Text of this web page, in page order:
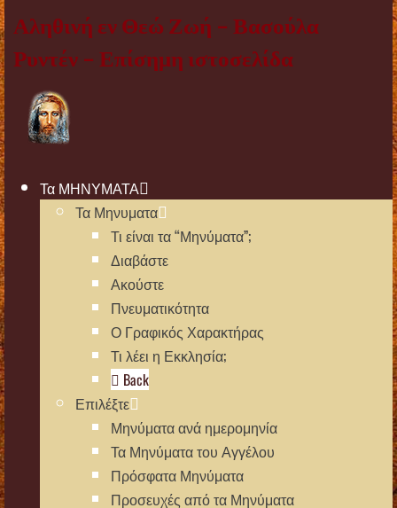
Αληθινή εν Θεώ Ζωή – Βασούλα
Ρυντέν – Επίσημη ιστοσελίδα
Τα ΜΗΝΥΜΑΤΑ
Τα Μηνυματα
Τι είναι τα “Μηνύματα”;
Διαβάστε
Ακούστε
Πνευματικότητα
Ο Γραφικός Χαρακτήρας
Τι λέει η Εκκλησία;
Back
Επιλέξτε
Μηνύματα ανά ημερομηνία
Τα Μηνύματα του Αγγέλου
Πρόσφατα Μηνύματα
Προσευχές από τα Μηνύματα